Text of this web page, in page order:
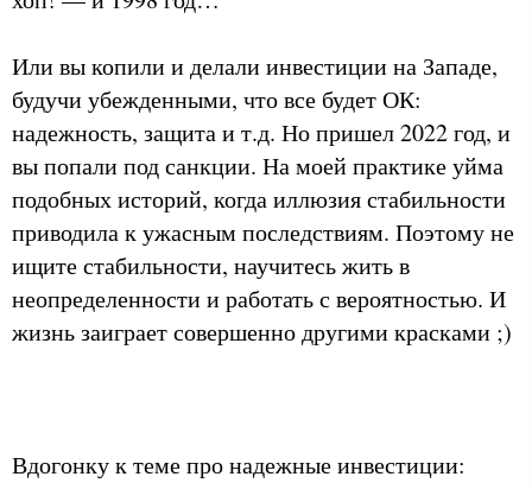
Или вы копили и делали инвестиции на Западе,
будучи убежденными, что все будет ОК:
надежность, защита и т.д. Но пришел 2022 год, и
вы попали под санкции. На моей практике уйма
подобных историй, когда иллюзия стабильности
приводила к ужасным последствиям. Поэтому не
ищите стабильности, научитесь жить в
неопределенности и работать с вероятностью. И
жизнь заиграет совершенно другими красками ;)
Вдогонку к теме про надежные инвестиции: